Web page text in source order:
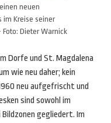
neuen
im Kreise seiner
Dieter Warnick
Dorfe und St. Magdalena
wie neu daher; kein
neu aufgefrischt und
sind sowohl im
Bildzonen gegliedert. Im